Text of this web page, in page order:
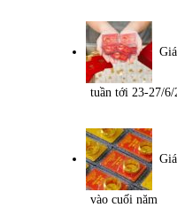
tuần tới 23-27/6/
vào cuối năm